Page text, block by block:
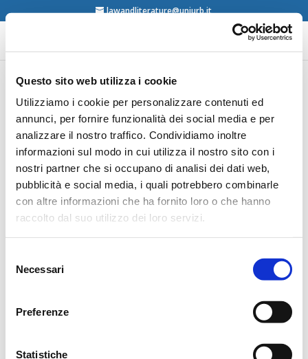
Questo sito web utilizza i cookie
Utilizziamo i cookie per personalizzare contenuti ed
annunci, per fornire funzionalità dei social media e per
analizzare il nostro traffico. Condividiamo inoltre
informazioni sul modo in cui utilizza il nostro sito con i
nostri partner che si occupano di analisi dei dati web,
pubblicità e social media, i quali potrebbero combinarle
con altre informazioni che ha fornito loro o che hanno
raccolto dal suo utilizzo dei loro servizi.
delNecessari
Preferenze
Statistiche
lawandliterature@uniurb.it
Luis Alberto Marchili,
How to Legislate with
Wisdom and Eloquence,
Buenos Aires, Author’s
Edition, 2016